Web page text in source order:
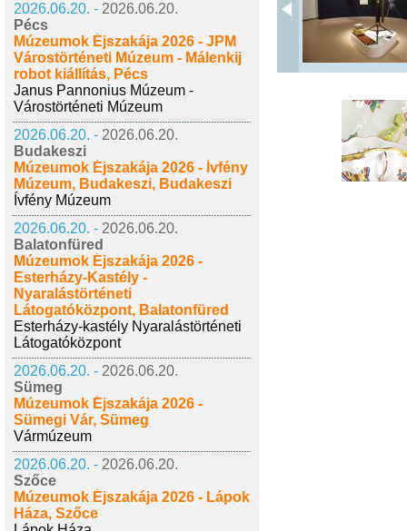
2026.06.20. - 2026.06.20.
Pécs
Múzeumok Éjszakája 2026 - JPM
Várostörténeti Múzeum - Málenkij
robot kiállítás, Pécs
Janus Pannonius Múzeum -
Várostörténeti Múzeum
2026.06.20. - 2026.06.20.
Budakeszi
Múzeumok Éjszakája 2026 - Ívfény
Múzeum, Budakeszi, Budakeszi
Ívfény Múzeum
2026.06.20. - 2026.06.20.
Balatonfüred
Múzeumok Éjszakája 2026 -
Esterházy-Kastély -
Nyaralástörténeti
Látogatóközpont, Balatonfüred
Esterházy-kastély Nyaralástörténeti
Látogatóközpont
2026.06.20. - 2026.06.20.
Sümeg
Múzeumok Éjszakája 2026 -
Sümegi Vár, Sümeg
Vármúzeum
2026.06.20. - 2026.06.20.
Szőce
Múzeumok Éjszakája 2026 - Lápok
Háza, Szőce